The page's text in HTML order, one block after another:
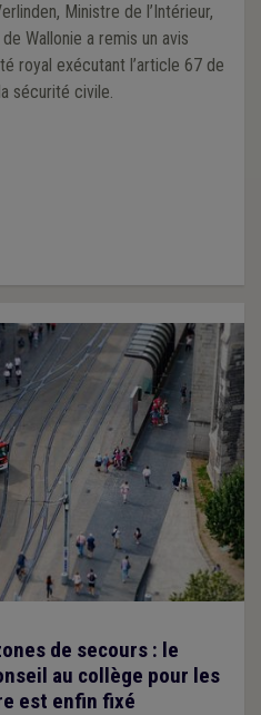
Ministre de l’Intérieur,
Wallonie a remis un avis
royal exécutant l’article 67 de
sécurité civile.
de secours : le
au collège pour les
est enfin fixé